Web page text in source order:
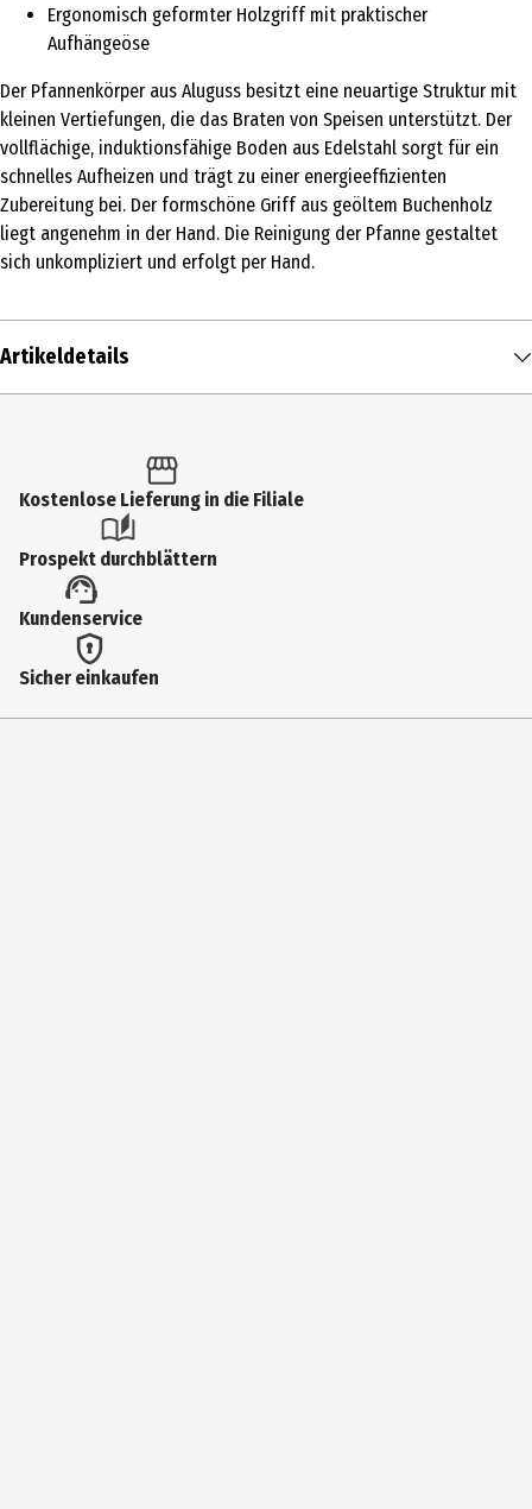
Ergonomisch geformter Holzgriff mit praktischer
Aufhängeöse
Der Pfannenkörper aus Aluguss besitzt eine neuartige Struktur mit
kleinen Vertiefungen, die das Braten von Speisen unterstützt. Der
vollflächige, induktionsfähige Boden aus Edelstahl sorgt für ein
schnelles Aufheizen und trägt zu einer energieeffizienten
Zubereitung bei. Der formschöne Griff aus geöltem Buchenholz
liegt angenehm in der Hand. Die Reinigung der Pfanne gestaltet
sich unkompliziert und erfolgt per Hand.
Artikeldetails
Produkttyp
Durchmesser
24 cm
Geeignet für
Kostenlose Lieferung in die Filiale
Prospekt durchblättern
Kundenservice
Sicher einkaufen